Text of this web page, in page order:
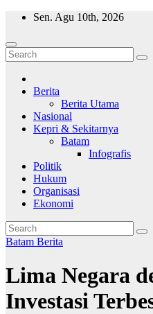
Skip
content
Sen. Agu 10th, 2026
Wajah Batam
CCTV nya kota Batam
Berita
Berita Utama
Nasional
Kepri & Sekitarnya
Batam
Infografis
Politik
Hukum
Organisasi
Ekonomi
Batam Berita
Lima Negara
Investasi